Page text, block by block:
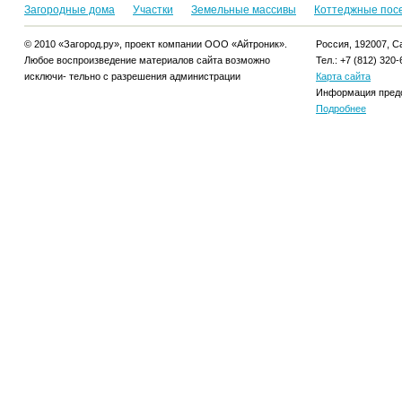
Загородные дома Участки Земельные массивы Коттеджные
© 2010 «Загород.ру», проект компании ООО «Айтроник».
Любое воспроизведение материалов сайта возможно
исключи- тельно с разрешения администрации
Россия, 192007,
Тел.: +7 (812) 320-
Карта сайта
Информация
Подробнее